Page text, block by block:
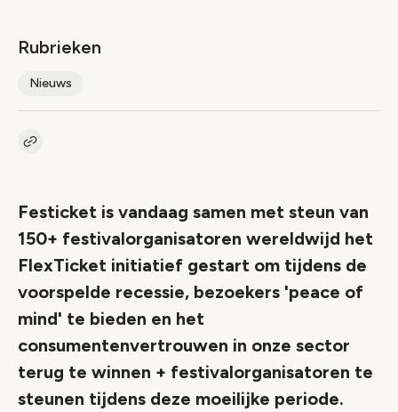
Rubrieken
Nieuws
Kopieer link naar artikel
Festicket is vandaag samen met steun van
150+ festivalorganisatoren wereldwijd het
FlexTicket initiatief gestart om tijdens de
voorspelde recessie, bezoekers 'peace of
mind' te bieden en het
consumentenvertrouwen in onze sector
terug te winnen + festivalorganisatoren te
steunen tijdens deze moeilijke periode.